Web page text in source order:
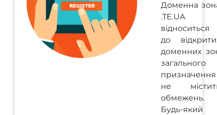
Доменна
.TE.UA
відноситься
до
доменних
загального
призначення
не
обмежень.
Будь-який